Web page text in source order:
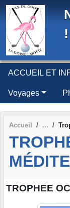
!
ACCUEIL ET
Voyages
Accueil
TROPHEE
Panneau de